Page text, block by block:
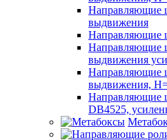
Направляющие
выдвижения
Направляющие
Направляющие
выдвижения
Направляющие
выдвижения,
Направляющие
DB4525,